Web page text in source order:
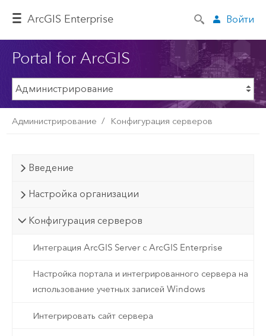
ArcGIS Enterprise Войти
Portal for ArcGIS
Администрирование Конфигурация серверов
Введение
Настройка организации
Конфигурация серверов
Интеграция ArcGIS Server с ArcGIS Enterprise
Настройка портала и интегрированного сервера на
использование учетных записей Windows
Интегрировать сайт сервера